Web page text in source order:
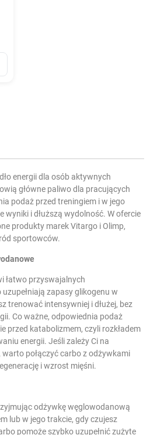
energii dla osób aktywnych
główne paliwo dla pracujących
podaż przed treningiem i w jego
wyniki i dłuższą wydolność. W ofercie
produkty marek Vitargo i Olimp,
sportowców.
łatwo przyswajalnych
zapasy glikogenu w
trenować intensywniej i dłużej, bez
Co ważne, odpowiednia podaż
przed katabolizmem, czyli rozkładem
energii. Jeśli zależy Ci na
połączyć carbo zodżywkami
i wzrost mięśni.
odżywkę węglowodanową
lub w jego trakcie, gdy czujesz
pomoże szybko uzupełnić zużyte